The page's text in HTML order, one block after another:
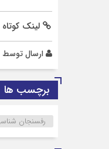
لینک
ارسال توسط
برچسب ها
رفسنجان